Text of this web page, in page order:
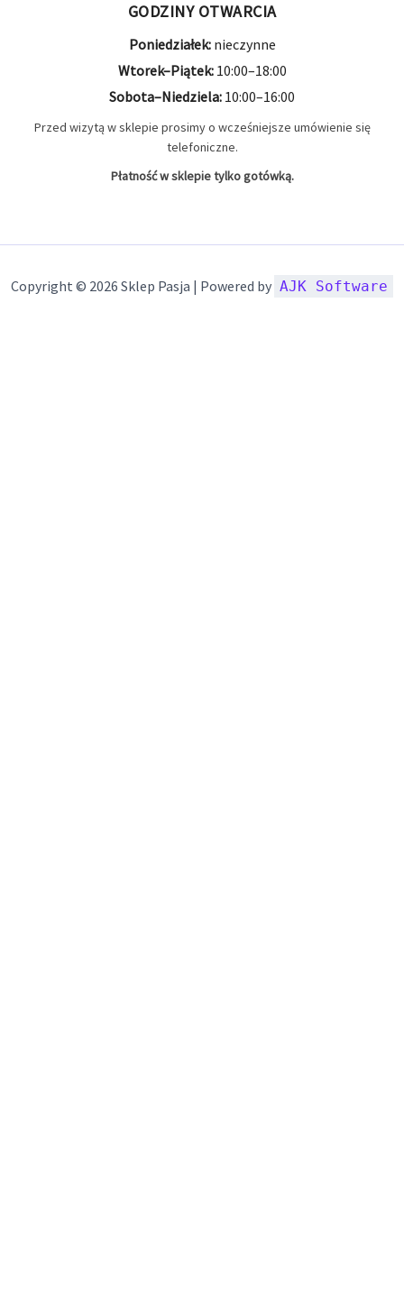
GODZINY OTWARCIA
Poniedziałek:nieczynne
Wtorek–Piątek:10:00–18:00
Sobota–Niedziela: 10:00–16:00
Przed wizytą w sklepie prosimy o wcześniejsze umówienie się
telefoniczne.
Płatność w sklepie tylko gotówką.
Copyright © 2026 Sklep Pasja | Powered by AJK Software